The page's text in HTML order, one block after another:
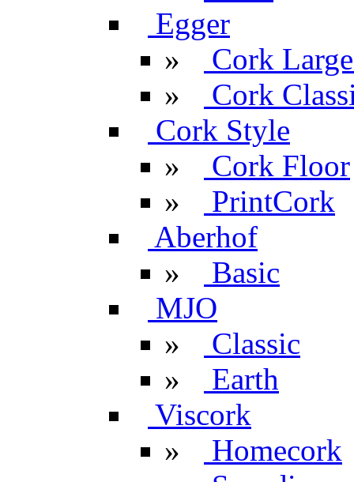
Egger
»
Cork
»
Cork
Cork Style
»
Cork Floor
»
PrintCork
Aberhof
»
Basic
MJO
»
Classic
»
Earth
Viscork
»
Homecork